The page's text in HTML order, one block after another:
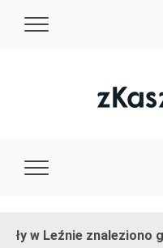
Leźnie znaleziono granat!